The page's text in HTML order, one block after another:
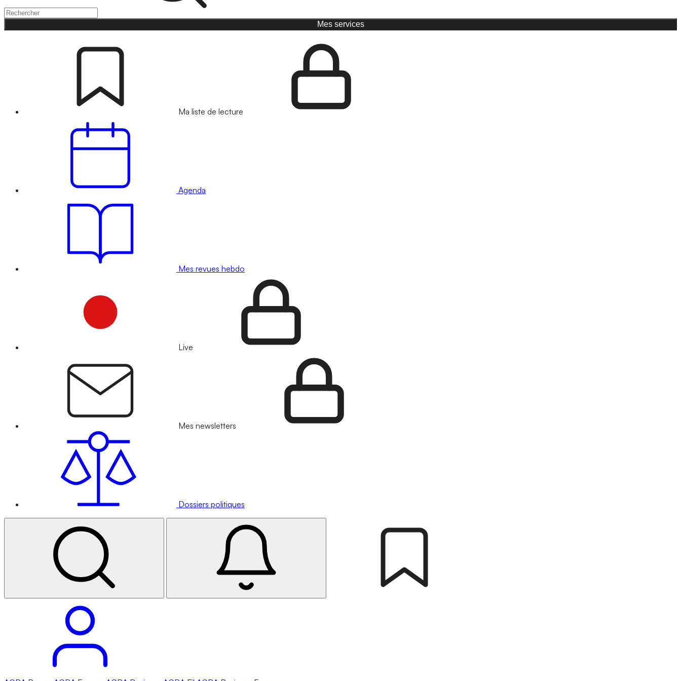
Mes services
Ma liste de lecture
Agenda
Mes revues hebdo
Live
Mes newsletters
Dossiers politiques